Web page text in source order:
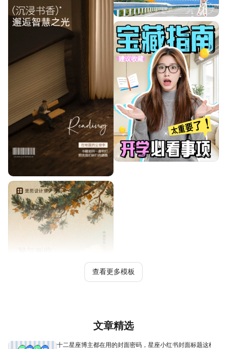
查看更多模板
文章精选
十二星座博主都在用的封面密码，星座小红书封面标题这样写